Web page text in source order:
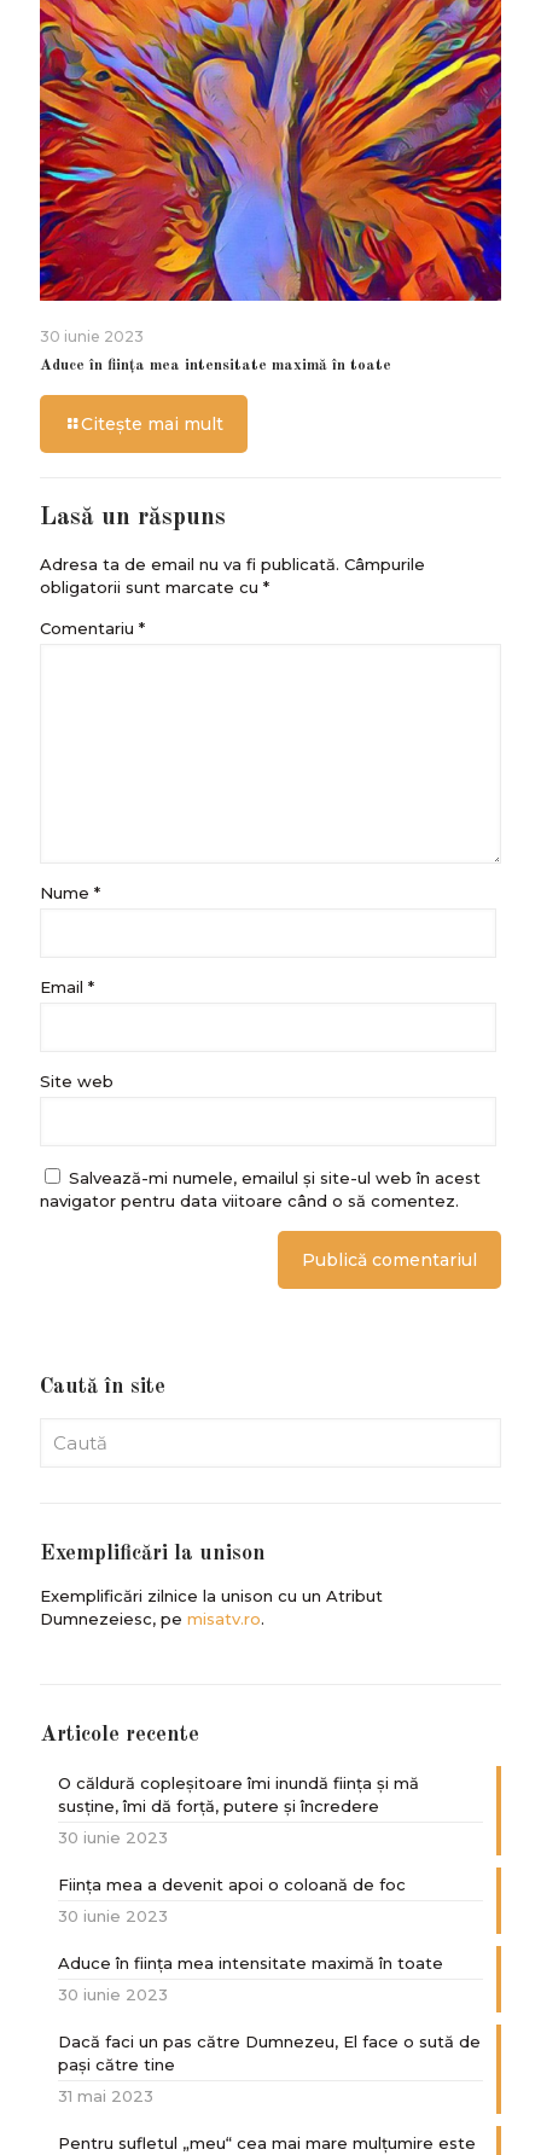
30 iunie 2023
Aduce în ființa mea intensitate maximă în toate
Citește mai mult
Lasă un răspuns
Adresa ta de email nu va fi publicată. Câmpurile
obligatorii sunt marcate cu *
Comentariu *
Nume *
Email *
Site web
Salvează-mi numele, emailul și site-ul web în acest
navigator pentru data viitoare când o să comentez.
Caută în site
Exemplificări la unison
Exemplificări zilnice la unison cu un Atribut
Dumnezeiesc, pe misatv.ro.
Articole recente
O căldură copleșitoare îmi inundă ființa și mă
susține, îmi dă forță, putere și încredere
30 iunie 2023
Ființa mea a devenit apoi o coloană de foc
30 iunie 2023
Aduce în ființa mea intensitate maximă în toate
30 iunie 2023
Dacă faci un pas către Dumnezeu, El face o sută de
paşi către tine
31 mai 2023
Pentru sufletul „meu“ cea mai mare mulțumire este